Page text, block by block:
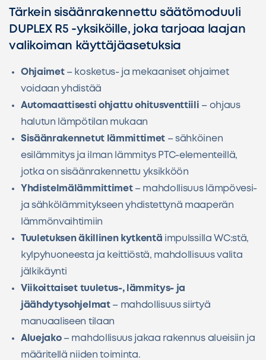
Tärkein sisäänrakennettu säätömoduuli
DUPLEX R5 -yksiköille, joka tarjoaa laajan
valikoiman käyttäjäasetuksia
Ohjaimet– kosketus- ja mekaaniset ohjaimet
voidaan yhdistää
Automaattisesti ohjattu ohitusventtiili – ohjaus
halutun lämpötilan mukaan
Sisäänrakennetut lämmittimet – sähköinen
esilämmitys ja ilman lämmitys PTC-elementeillä,
jotka on sisäänrakennettu yksikköön
Yhdistelmälämmittimet– mahdollisuus lämpövesi-
ja sähkölämmitykseen yhdistettynä maaperän
lämmönvaihtimiin
Tuuletuksen äkillinen kytkentä impulssilla WC:stä,
kylpyhuoneesta ja keittiöstä, mahdollisuus valita
jälkikäynti
Viikoittaiset tuuletus-, lämmitys- ja
jäähdytysohjelmat– mahdollisuus siirtyä
manuaaliseen tilaan
Aluejako– mahdollisuus jakaa rakennus alueisiin ja
määritellä niiden toiminta.